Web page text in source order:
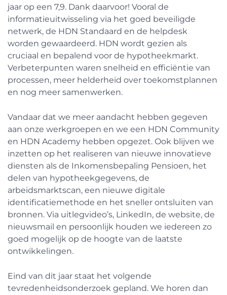
jaar op een 7,9. Dank daarvoor! Vooral de
informatieuitwisseling via het goed beveiligde
netwerk, de HDN Standaard en de helpdesk
worden gewaardeerd. HDN wordt gezien als
cruciaal en bepalend voor de hypotheekmarkt.
Verbeterpunten waren snelheid en efficiëntie van
processen, meer helderheid over toekomstplannen
en nog meer samenwerken.
Vandaar dat we meer aandacht hebben gegeven
aan onze werkgroepen en we een HDN Community
en HDN Academy hebben opgezet. Ook blijven we
inzetten op het realiseren van nieuwe innovatieve
diensten als de Inkomensbepaling Pensioen, het
delen van hypotheekgegevens, de
arbeidsmarktscan, een nieuwe digitale
identificatiemethode en het sneller ontsluiten van
bronnen. Via uitlegvideo’s, LinkedIn, de website, de
nieuwsmail en persoonlijk houden we iedereen zo
goed mogelijk op de hoogte van de laatste
ontwikkelingen.
Eind van dit jaar staat het volgende
tevredenheidsonderzoek gepland. We horen dan